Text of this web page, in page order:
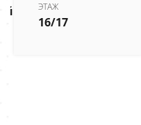
ЭТАЖ
16/17